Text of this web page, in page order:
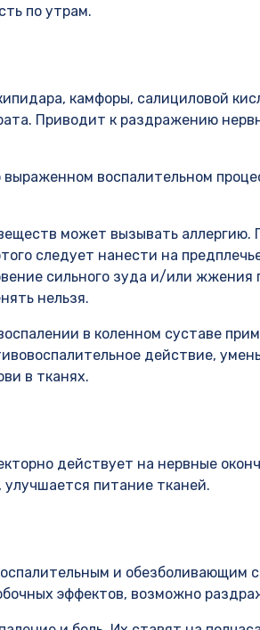
по утрам.
камфоры, салициловой
Приводит к раздражению
воспалительном
может вызывать
следует нанести на
сильного зуда и/или жжения
нельзя.
в коленном суставе
действие,
в тканях.
действует на нервные
питание тканей.
и обезболивающим
эффектов, возможно